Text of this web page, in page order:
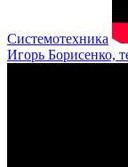
Системотехника
Игорь Борисенко,